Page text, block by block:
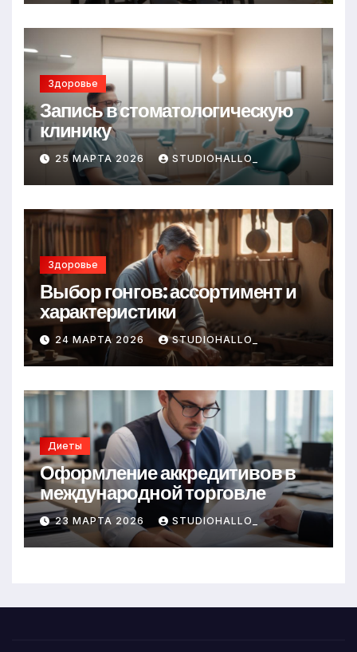
Здоровье
Запись в стоматологическую
клинику
25 МАРТА 2026 STUDIOHALLO_
Здоровье
Выбор гонгов: ассортимент и
характеристики
24 МАРТА 2026 STUDIOHALLO_
Диеты
Оформление аккредитивов в
международной торговле
23 МАРТА 2026 STUDIOHALLO_